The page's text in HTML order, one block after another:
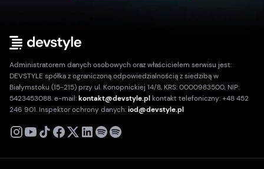
Administratorem danych osobowych oraz właścicielem serwisu jest:
DEVSTYLE spółka z ograniczoną odpowiedzialnością z siedzibą w
Białymstoku (15-215) przy ul. Konopnickiej 14/8, KRS: 0000983500, NIP:
5423453088. e-mail:kontakt@devstyle.plkontakt telefoniczny: +48 452
246 901. Inspektor ochrony danych:iod@devstyle.pl
X